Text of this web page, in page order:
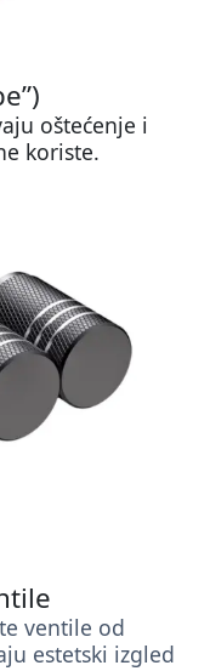
oštećenje i
koriste.
ventile od
estetski izgled